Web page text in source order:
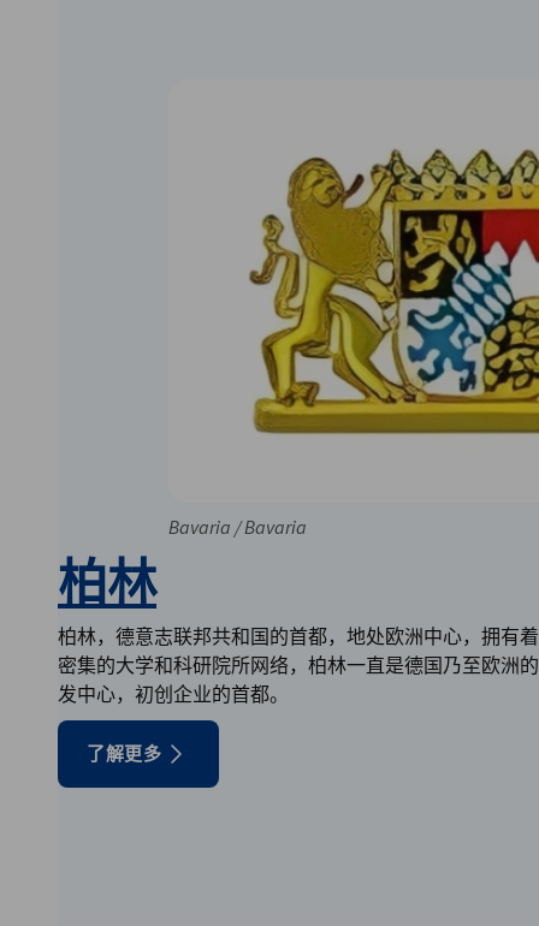
Bavaria / Bavaria
柏林
柏林，德意志联邦共和国的首都，地处欧洲中心，拥有
密集的大学和科研院所网络，柏林一直是德国乃至欧洲
发中心，初创企业的首都。
了解更多